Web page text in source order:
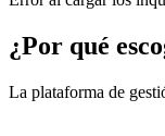
¿Por qué
La plataforma de